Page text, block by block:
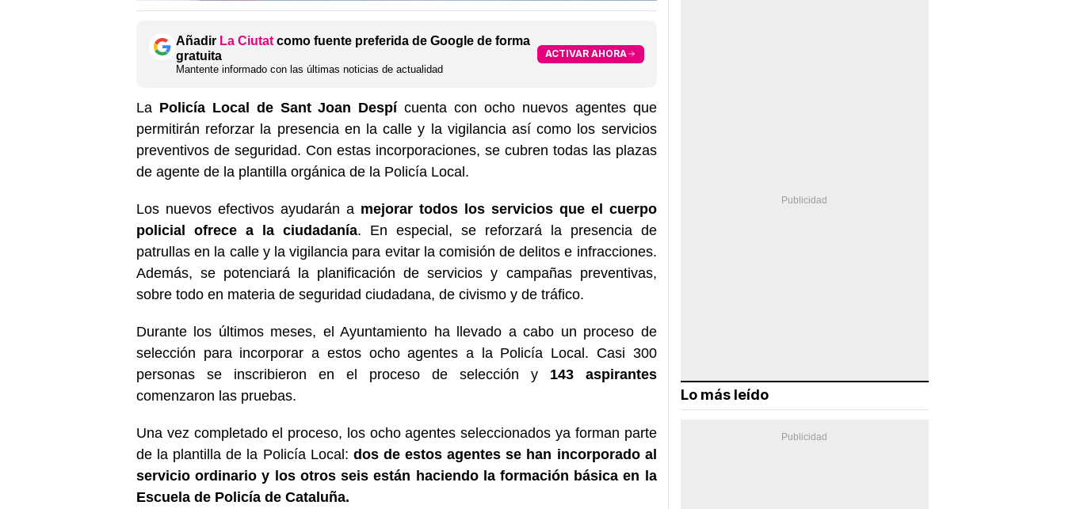
Añadir La Ciutat como fuente preferida de Google de forma
gratuita
Mantente informado con las últimas noticias de actualidad
ACTIVAR AHORA
La Policía Local de Sant Joan Despícuenta con ocho nuevos agentes que
permitirán reforzar la presencia en la calle y la vigilancia así como los servicios
preventivos de seguridad. Con estas incorporaciones, se cubren todas las plazas
de agente de la plantilla orgánica de la Policía Local.
Los nuevos efectivos ayudarán a mejorar todos los servicios que el cuerpo
policial ofrece a la ciudadanía. En especial, se reforzará la presencia de
patrullas en la calle y la vigilancia para evitar la comisión de delitos e infracciones.
Además, se potenciará la planificación de servicios y campañas preventivas,
sobre todo en materia de seguridad ciudadana, de civismo y de tráfico.
Durante los últimos meses, el Ayuntamiento ha llevado a cabo un proceso de
selección para incorporar a estos ocho agentes a la Policía Local. Casi 300
personas se inscribieron en el proceso de selección y 143 aspirantes
comenzaron las pruebas.
Una vez completado el proceso, los ocho agentes seleccionados ya forman parte
de la plantilla de la Policía Local: dos de estos agentes se han incorporado al
servicio ordinario y los otros seis están haciendo la formación básica en la
Escuela de Policía de Cataluña.
Lo más leído